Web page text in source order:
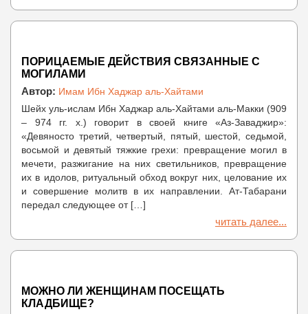
ПОРИЦАЕМЫЕ ДЕЙСТВИЯ СВЯЗАННЫЕ С
МОГИЛАМИ
Автор: Имам Ибн Хаджар аль-Хайтами
Шейх уль-ислам Ибн Хаджар аль-Хайтами аль-Макки (909
– 974 гг. х.) говорит в своей книге «Аз-Заваджир»:
«Девяносто третий, четвертый, пятый, шестой, седьмой,
восьмой и девятый тяжкие грехи: превращение могил в
мечети, разжигание на них светильников, превращение
их в идолов, ритуальный обход вокруг них, целование их
и совершение молитв в их направлении. Ат-Табарани
передал следующее от […]
читать далее...
МОЖНО ЛИ ЖЕНЩИНАМ ПОСЕЩАТЬ
КЛАДБИЩЕ?